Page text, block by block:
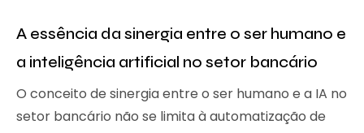
A essência da sinergia entre o ser humano e
a inteligência artificial no setor bancário
O conceito de sinergia entre o ser humano e a IA no
setor bancário não se limita à automatização de